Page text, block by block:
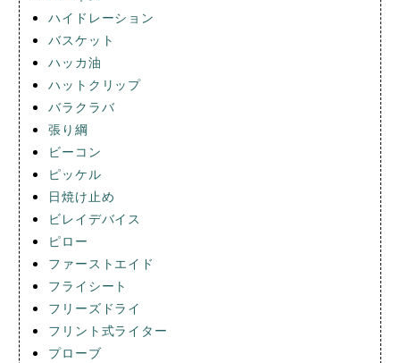
ハイドレーション
バスケット
ハッカ油
ハットクリップ
バラクラバ
張り綱
ビーコン
ピッケル
日焼け止め
ビレイデバイス
ピロー
ファーストエイド
フライシート
フリーズドライ
フリント式ライター
プローブ